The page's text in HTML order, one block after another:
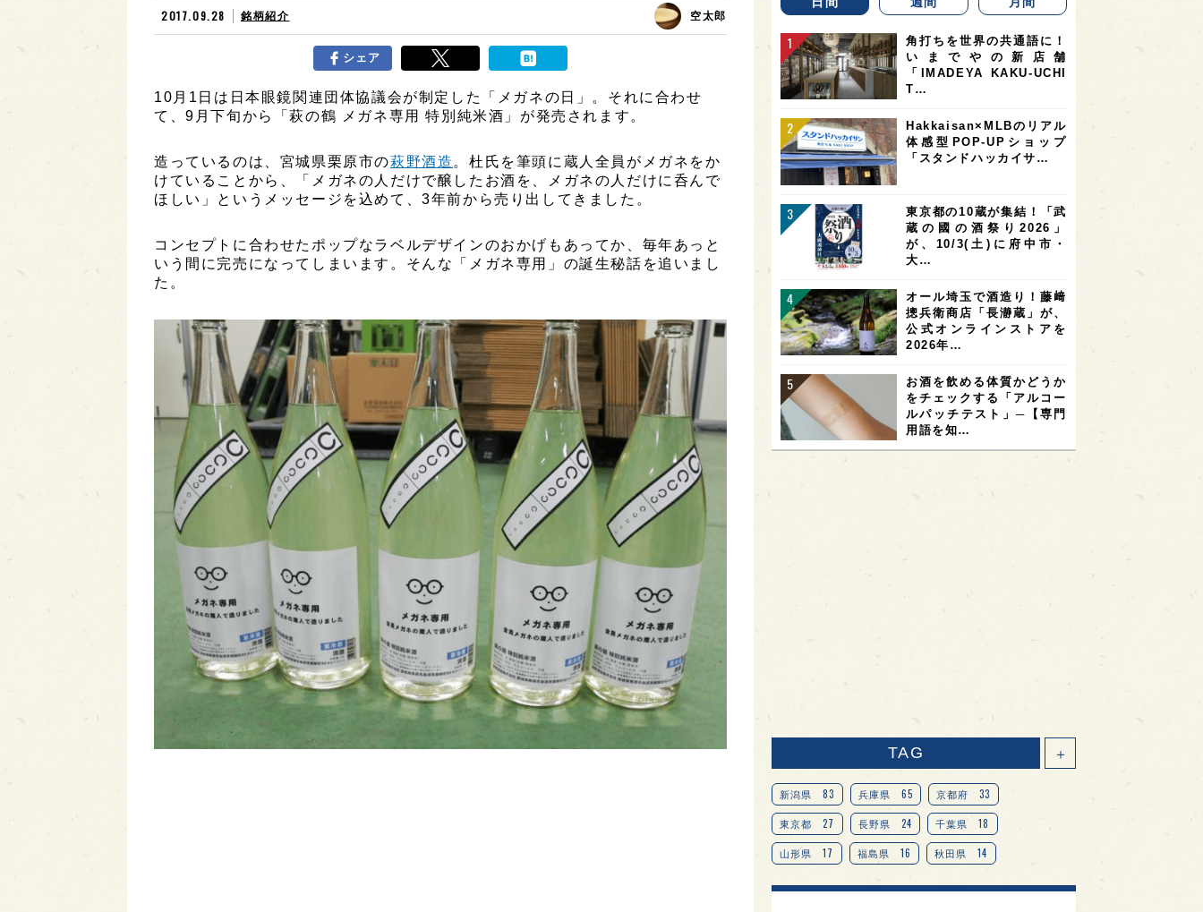
2017.09.28 銘柄紹介 空太郎
シェア
10月1日は日本眼鏡関連団体協議会が制定した「メガネの日」。それに合わせ
て、9月下旬から「萩の鶴 メガネ専用 特別純米酒」が発売されます。
造っているのは、宮城県栗原市の萩野酒造 。杜氏を筆頭に蔵人全員がメガネをか
けていることから、「メガネの人だけで醸したお酒を、メガネの人だけに呑んで
ほしい」というメッセージを込めて、3年前から売り出してきました。
コンセプトに合わせたポップなラベルデザインのおかげもあってか、毎年あっと
いう間に完売になってしまいます。そんな「メガネ専用」の誕生秘話を追いまし
た。
角打ちを世界の共通語に！
いまでやの新店舗
「IMADEYA KAKU-UCHI
T…
Hakkaisan×MLBのリアル
体感型POP-UPショップ
「スタンドハッカイサ…
東京都の10蔵が集結！「武
蔵の國の酒祭り2026」
が、10/3(土)に府中市・
大…
オール埼玉で酒造り！藤﨑
摠兵衛商店「長瀞蔵」が、
公式オンラインストアを
2026年…
お酒を飲める体質かどうか
をチェックする「アルコー
ルパッチテスト」─【専門
用語を知…
TAG ＋
新潟県 83 兵庫県 65 京都府 33
東京都 27 長野県 24 千葉県 18
山形県 17 福島県 16 秋田県 14
愛知県 14 宮城県 14 岐阜県 13